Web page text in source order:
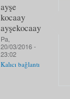
ayşe
kocaay
ayşekocaay
Pa,
20/03/2016 -
23:02
Kalıcı bağlantı